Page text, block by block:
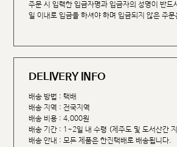
주문 시 입력한 입금자명과 입금자의 성명이 반드
일 이내로 입금을 하셔야 하며 입금되지 않은 주
DELIVERY INFO
배송 방법 : 택배
배송 지역 : 전국지역
배송 비용 : 4,000원
배송 기간 : 1~2일 내 수령 (제주도 및 도서산간
배송 안내 : 모든 제품은 한진택배로 배송됩니다.